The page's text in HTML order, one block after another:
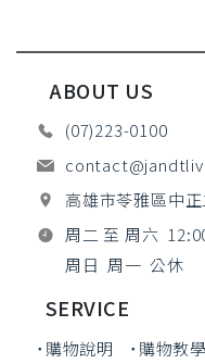
ABOUT US
(07)223-0100
高雄市苓雅區中
周二 至 周六
周日 周一 公休
SERVICE
˙購物說明 ˙購物教學